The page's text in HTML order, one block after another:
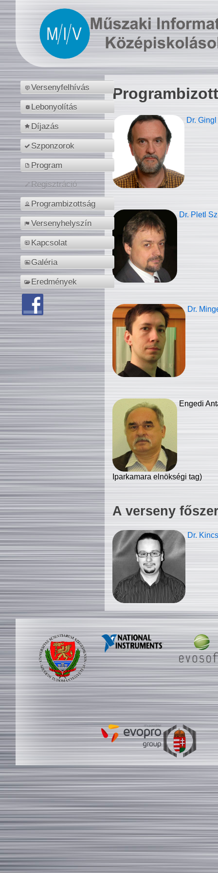
Versenyfelhívás
Lebonyolítás
Díjazás
Szponzorok
Program
Regisztráció
Programbizottság
Versenyhelyszín
Kapcsolat
Galéria
Eredmények
Dr.
Dr. Pletl
Dr.
Engedi
Iparkamara elnökségi tag)
A verseny
Dr.